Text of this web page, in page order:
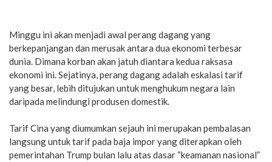
Minggu ini akan menjadi awal perang dagang yang
berkepanjangan dan merusak antara dua ekonomi terbesar
dunia. Dimana korban akan jatuh diantara kedua raksasa
ekonomi ini. Sejatinya, perang dagang adalah eskalasi tarif
yang besar, lebih ditujukan untuk menghukum negara lain
daripada melindungi produsen domestik.
Tarif Cina yang diumumkan sejauh ini merupakan pembalasan
langsung untuk tarif pada baja impor yang diterapkan oleh
pemerintahan Trump bulan lalu atas dasar “keamanan nasional”